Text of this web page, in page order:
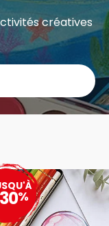
créatives
30%